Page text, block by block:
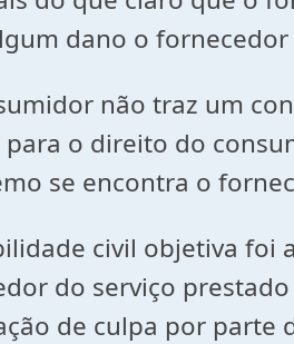
dano o
não traz um
o direito do
se encontra o
civil objetiva
do serviço
de culpa por parte